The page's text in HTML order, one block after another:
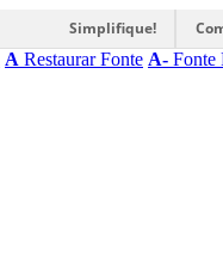
Simplifique!
A Restaurar Fonte A- Fonte